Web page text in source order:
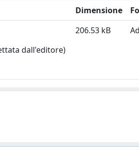
Dimensione
dall'editore)
206.53 kB